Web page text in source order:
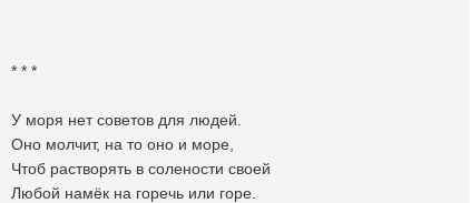
* * *
У моря нет советов для людей.
Оно молчит, на то оно и море,
Чтоб растворять в солености своей
Любой намёк на горечь или горе.